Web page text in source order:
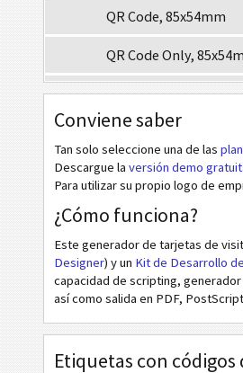
QR Code, 85x54mm
QR Code Only,
QR Code or Data
M
B BLANCAS
F FRUTAS
N NAVIDEÑAS
A AFRICA
Conviene saber
Tan solo seleccione una de las
Descargue la versión demo
Para utilizar su propio logo de
¿Cómo funciona?
Este generador de tarjetas de
Designer) y un Kit de Desarrollo
capacidad de scripting,
así como salida en PDF,
Etiquetas con códigos